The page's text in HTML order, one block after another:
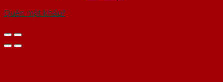
Quên mật khẩu?